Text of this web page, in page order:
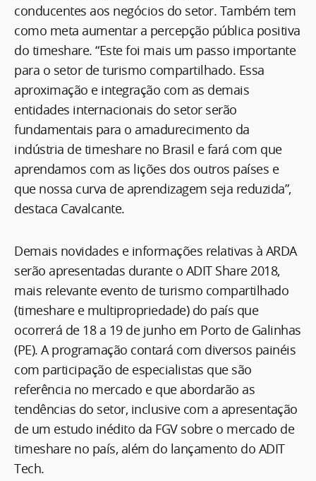
conducentes aos negócios do setor. Também tem
como meta aumentar a percepção pública positiva
do timeshare. “Este foi mais um passo importante
para o setor de turismo compartilhado. Essa
aproximação e integração com as demais
entidades internacionais do setor serão
fundamentais para o amadurecimento da
indústria de timeshare no Brasil e fará com que
aprendamos com as lições dos outros países e
que nossa curva de aprendizagem seja reduzida”,
destaca Cavalcante.
Demais novidades e informações relativas à ARDA
serão apresentadas durante o ADIT Share 2018,
mais relevante evento de turismo compartilhado
(timeshare e multipropriedade) do país que
ocorrerá de 18 a 19 de junho em Porto de Galinhas
(PE). A programação contará com diversos painéis
com participação de especialistas que são
referência no mercado e que abordarão as
tendências do setor, inclusive com a apresentação
de um estudo inédito da FGV sobre o mercado de
timeshare no país, além do lançamento do ADIT
Tech.